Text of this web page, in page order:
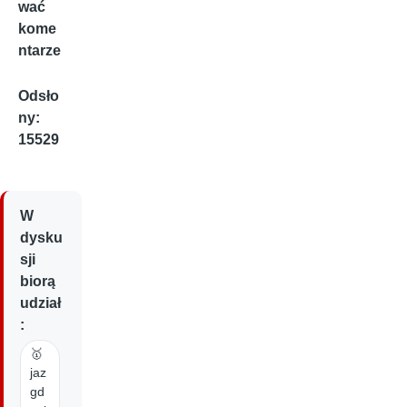
wać
kome
ntarze
Odsło
ny:
15529
W
dysku
sji
biorą
udział
:
🥇
jaz
gd